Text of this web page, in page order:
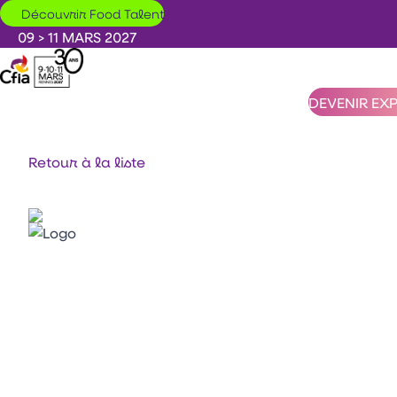
Aller au contenu principal
Découvrir Food Talent
09 > 11 MARS 2027
DEVENIR
Retour à la liste